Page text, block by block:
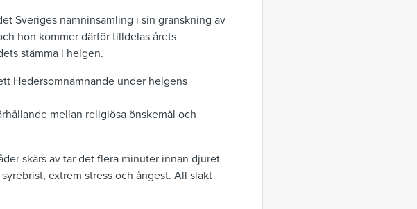
Sveriges namninsamling i sin granskning av
hon kommer därför tilldelas årets
stämma i helgen.
Hedersomnämnande under helgens
mellan religiösa önskemål och
skärs av tar det flera minuter innan djuret
extrem stress och ångest. All slakt